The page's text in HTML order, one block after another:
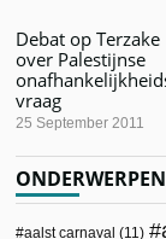
Debat op Terzake
over Palestijnse
vraag
25 September 2011
ONDERWERPEN
aalst carnaval (11)